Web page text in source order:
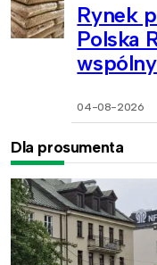
Rynek
Polska
04-08-2026
Dla prosumenta